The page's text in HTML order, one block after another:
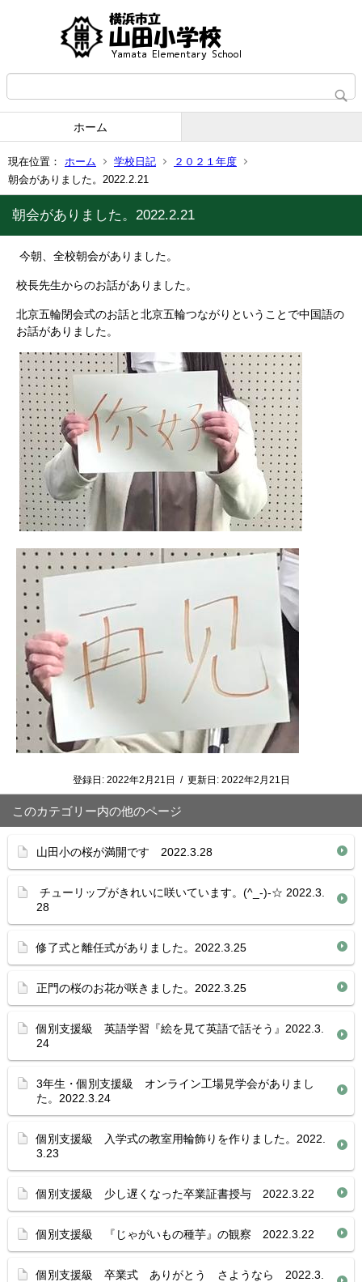
ホーム
現在位置： ホーム 学校日記
２０２１年度
朝会がありました。2022.2.21
朝会がありました。2022.2.21
今朝、全校朝会がありました。
校長先生からのお話がありました。
北京五輪閉会式のお話と北京五輪つながりということで中国語の
お話がありました。
登録日: 2022年2月21日 / 更新日: 2022年2月21日
このカテゴリー内の他のページ
山田小の桜が満開です 2022.3.28
チューリップがきれいに咲いています。(^_-)-☆ 2022.3.
28
修了式と離任式がありました。2022.3.25
正門の桜のお花が咲きました。2022.3.25
個別支援級 英語学習『絵を見て英語で話そう』2022.3.
24
3年生・個別支援級 オンライン工場見学会がありまし
た。2022.3.24
個別支援級 入学式の教室用輪飾りを作りました。2022.
3.23
個別支援級 少し遅くなった卒業証書授与 2022.3.22
個別支援級 『じゃがいもの種芋』の観察 2022.3.22
個別支援級 卒業式 ありがとう さようなら 2022.3.